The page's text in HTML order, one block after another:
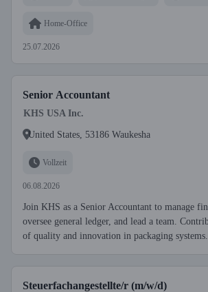
Home-Office
25.07.2026
Senior Accountant
KHS USA Inc.
United States, 53186 Waukesha
Vollzeit
06.08.2026
Join KHS as a Senior Accountant to manage
oversee general ledger, and lead a team.
of quality and innovation in packaging systems.
Steuerfachangestellte/r (m/w/d)